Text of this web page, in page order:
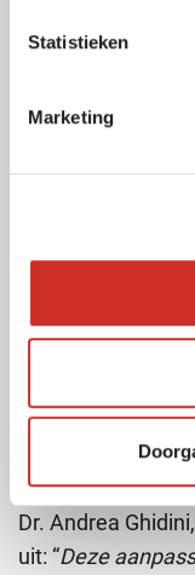
Statistieken
Marketing
Dr. Andrea
uit: “Deze